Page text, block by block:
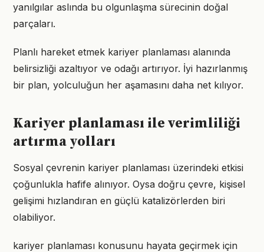
yanılgılar aslında bu olgunlaşma sürecinin doğal
parçaları.
Planlı hareket etmek kariyer planlaması alanında
belirsizliği azaltıyor ve odağı artırıyor. İyi hazırlanmış
bir plan, yolculuğun her aşamasını daha net kılıyor.
Kariyer planlaması ile verimliliği
artırma yolları
Sosyal çevrenin kariyer planlaması üzerindeki etkisi
çoğunlukla hafife alınıyor. Oysa doğru çevre, kişisel
gelişimi hızlandıran en güçlü katalizörlerden biri
olabiliyor.
kariyer planlaması konusunu hayata geçirmek için